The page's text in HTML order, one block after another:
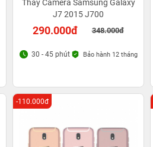
Thay Camera Samsung Galaxy
J7 2015 J700
290.000đ 348.000đ
30 - 45 phút Bảo hành 12 tháng
-110.000đ